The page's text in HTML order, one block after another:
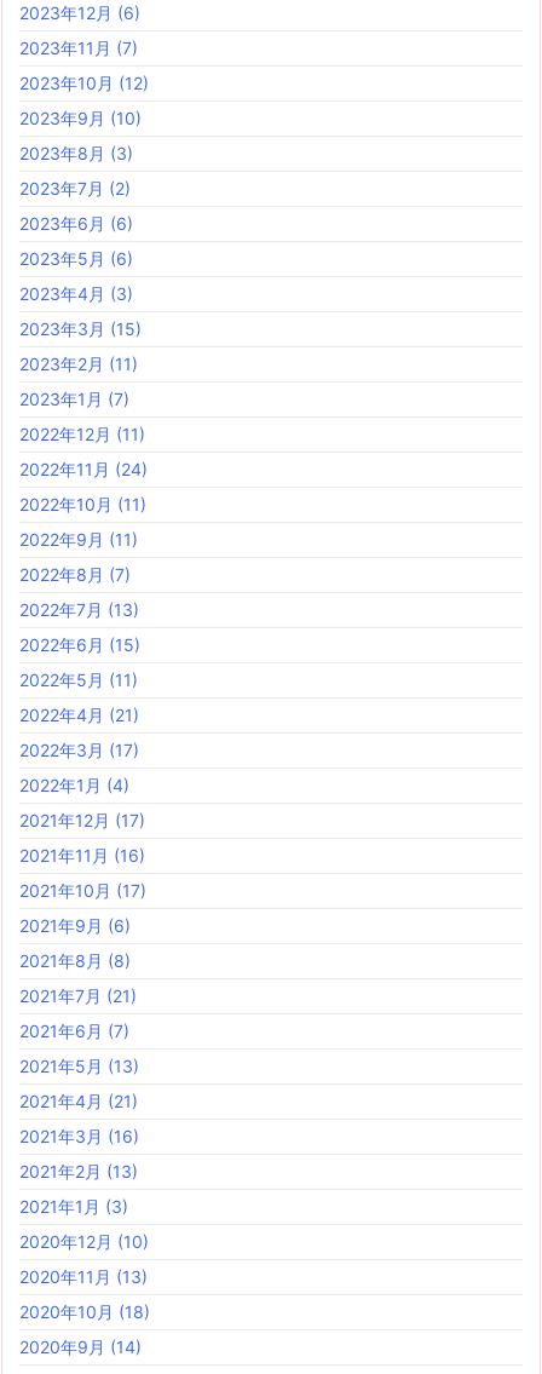
2023年12月 (6)
2023年11月 (7)
2023年10月 (12)
2023年9月 (10)
2023年8月 (3)
2023年7月 (2)
2023年6月 (6)
2023年5月 (6)
2023年4月 (3)
2023年3月 (15)
2023年2月 (11)
2023年1月 (7)
2022年12月 (11)
2022年11月 (24)
2022年10月 (11)
2022年9月 (11)
2022年8月 (7)
2022年7月 (13)
2022年6月 (15)
2022年5月 (11)
2022年4月 (21)
2022年3月 (17)
2022年1月 (4)
2021年12月 (17)
2021年11月 (16)
2021年10月 (17)
2021年9月 (6)
2021年8月 (8)
2021年7月 (21)
2021年6月 (7)
2021年5月 (13)
2021年4月 (21)
2021年3月 (16)
2021年2月 (13)
2021年1月 (3)
2020年12月 (10)
2020年11月 (13)
2020年10月 (18)
2020年9月 (14)